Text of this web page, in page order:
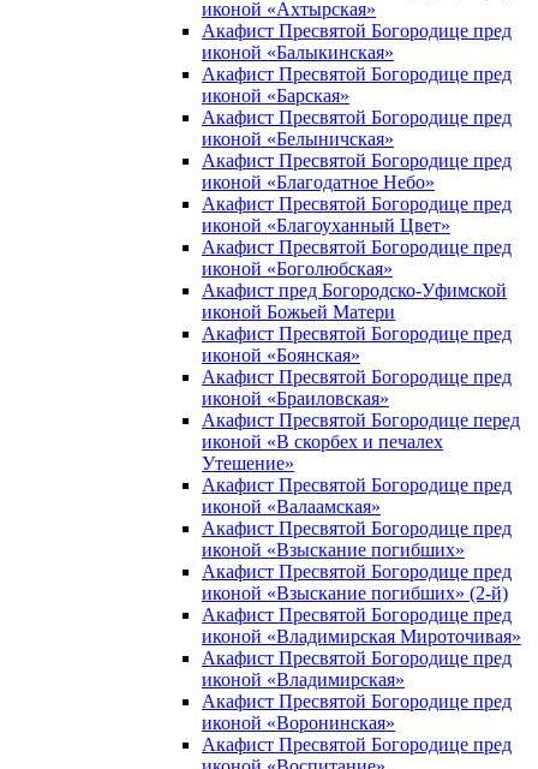
иконой «Ахтырская»
Акафист Пресвятой Богородице пред
иконой «Балыкинская»
Акафист Пресвятой Богородице пред
иконой «Барская»
Акафист Пресвятой Богородице пред
иконой «Белыничская»
Акафист Пресвятой Богородице пред
иконой «Благодатное Небо»
Акафист Пресвятой Богородице пред
иконой «Благоуханный Цвет»
Акафист Пресвятой Богородице пред
иконой «Боголюбская»
Акафист пред Богородско-Уфимской
иконой Божьей Матери
Акафист Пресвятой Богородице пред
иконой «Боянская»
Акафист Пресвятой Богородице пред
иконой «Браиловская»
Акафист Пресвятой Богородице перед
иконой «В скорбех и печалех
Утешение»
Акафист Пресвятой Богородице пред
иконой «Валаамская»
Акафист Пресвятой Богородице пред
иконой «Взыскание погибших»
Акафист Пресвятой Богородице пред
иконой «Взыскание погибших» (2-й)
Акафист Пресвятой Богородице пред
иконой «Владимирская Мироточивая»
Акафист Пресвятой Богородице пред
иконой «Владимирская»
Акафист Пресвятой Богородице пред
иконой «Воронинская»
Акафист Пресвятой Богородице пред